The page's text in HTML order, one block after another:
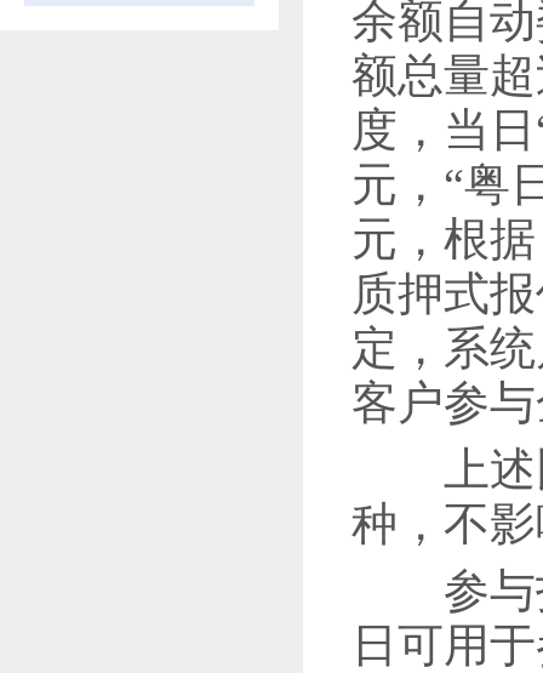
余额自
额总量
度，当
元，“粤
元，根
质押式
定，系
客户参
上述比
种，不
参与扫
日可用